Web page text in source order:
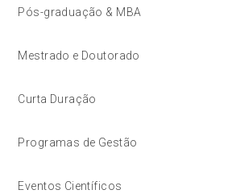
Pós-graduação & MBA
Mestrado e Doutorado
Curta Duração
Programas de Gestão
Eventos Científicos